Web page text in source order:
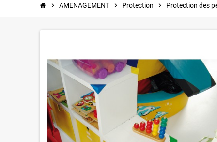
chevron_right AMENAGEMENT chevron_right Protection chevron_right Protection des